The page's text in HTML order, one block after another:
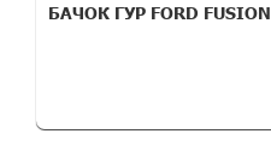
БАЧОК ГУР FORD FUSION